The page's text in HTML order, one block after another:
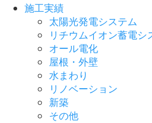
施工実績
太陽光発電システム
リチウムイオン蓄電シ
オール電化
屋根・外壁
水まわり
リノベーション
新築
その他